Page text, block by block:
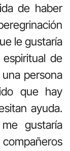
de haber
le gustaría
de
persona
que hay
ayuda.
gustaría